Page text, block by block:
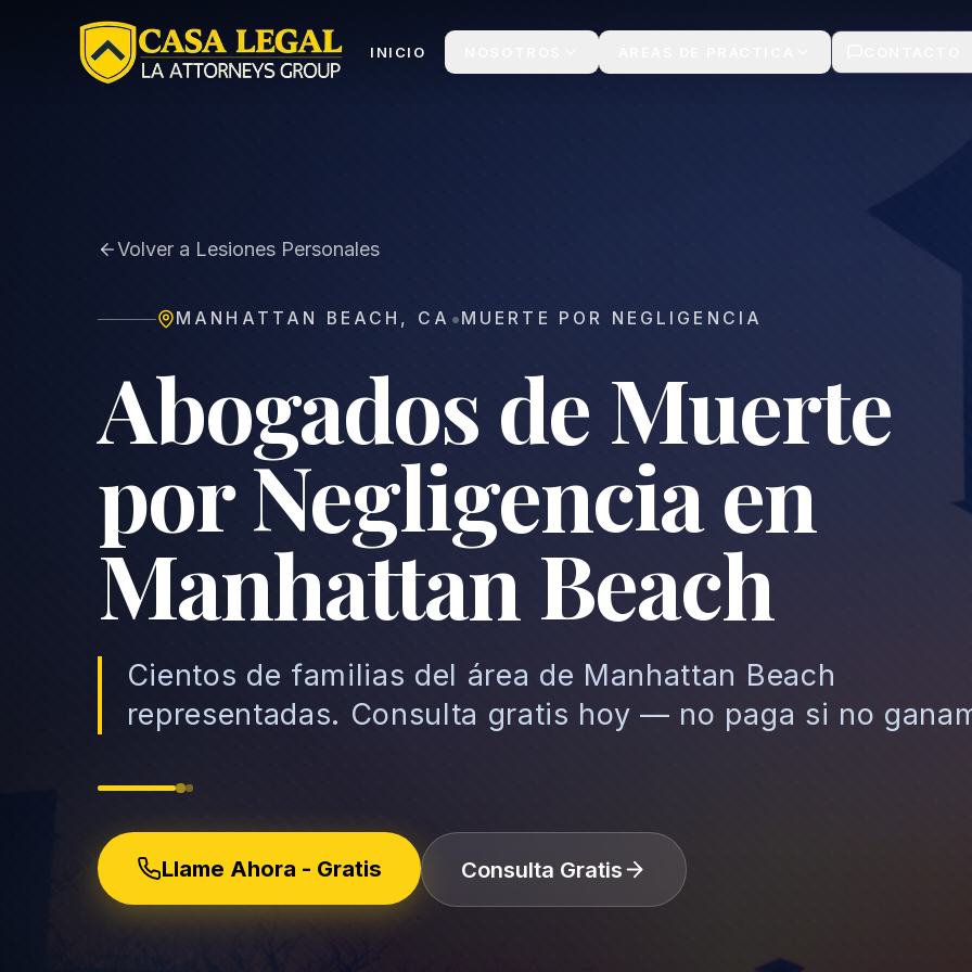
INICIO
Volver a Lesiones Personales
MANHATTAN BEACH , CA •MUERTE POR NEGLIGENCIA
Abogados de Muerte
por Negligencia en
Manhattan Beach
Cientos de familias del área de Manhattan Beach
representadas. Consulta gratis hoy — no paga si no
Llame Ahora - Gratis Consulta Gratis